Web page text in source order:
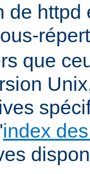
de
que
index